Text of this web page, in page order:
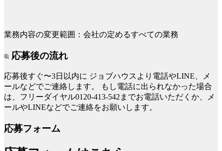
業務内容の変更範囲：会社の定めるすべての業務
応募後の流れ
応募後すぐ〜3日以内に ジョブハウスより電話やLINE、メ
ールなどでご連絡します。
もし電話に出られなかった場合
は、フリーダイヤル0120-413-542までお電話いただくか、メ
ールやLINEなどでご連絡をお願いします。
応募フォーム